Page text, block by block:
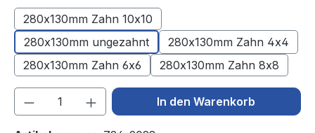
280x130mm Zahn 10x10
280x130mm ungezahnt
280x130mm Zahn 4x4
280x130mm Zahn 6x6
280x130mm Zahn 8x8
Produkt Anzahl: Gib denIn den Warenkorb